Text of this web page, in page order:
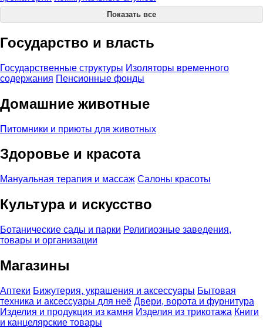
Показать все
Государство и власть
Государственные структуры Изоляторы временного
содержания Пенсионные фонды
Домашние животные
Питомники и приюты для животных
Здоровье и красота
Мануальная терапия и массаж Салоны красоты
Культура и искусство
Ботанические сады и парки Религиозные заведения,
товары и организации
Магазины
Аптеки Бижутерия, украшения и аксессуары Бытовая
техника и аксессуары для неё Двери, ворота и фурнитура
Изделия и продукция из камня Изделия из трикотажа Книги
и канцелярские товары